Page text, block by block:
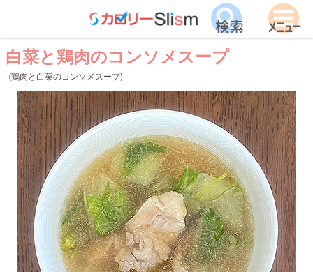
白菜と鶏肉のコンソメスープ
(鶏肉と白菜のコンソメスープ)